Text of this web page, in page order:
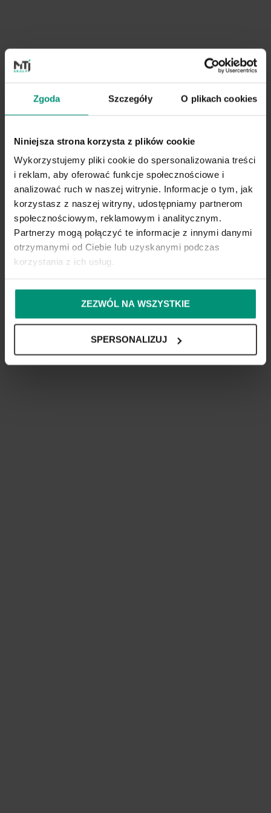
Zgoda Szczegóły O plikach cookies
Niniejsza strona korzysta z plików cookie
Wykorzystujemy pliki cookie do spersonalizowania treści
i reklam, aby oferować funkcje społecznościowe i
analizować ruch w naszej witrynie. Informacje o tym, jak
korzystasz z naszej witryny, udostępniamy partnerom
społecznościowym, reklamowym i analitycznym.
Partnerzy mogą połączyć te informacje z innymi danymi
otrzymanymi od Ciebie lub uzyskanymi podczas
korzystania z ich usług.
ZEZWÓL NA WSZYSTKIE
SPERSONALIZUJ